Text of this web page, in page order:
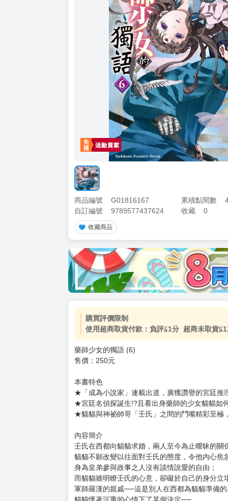
商品編號 G01816167 累積點閱數
自訂編號
9789577437624 收藏 0
收藏商品
加價購 ( 共
(加購品) 買動漫★《$15元-加
使用超商取貨付款：負評≦1分 超商未取貨
藥師少女的獨語 (6)
售價：250元
本書特色
★「成為小說家」連載出道，廣獲讚譽的宮廷推